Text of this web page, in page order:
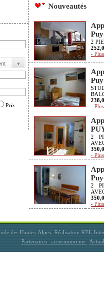
Prix
Nouveautés
2
-
-
2
-
2
-
des Hautes-Alpes Réalisation KEL
Partenaires : accesimmo.net